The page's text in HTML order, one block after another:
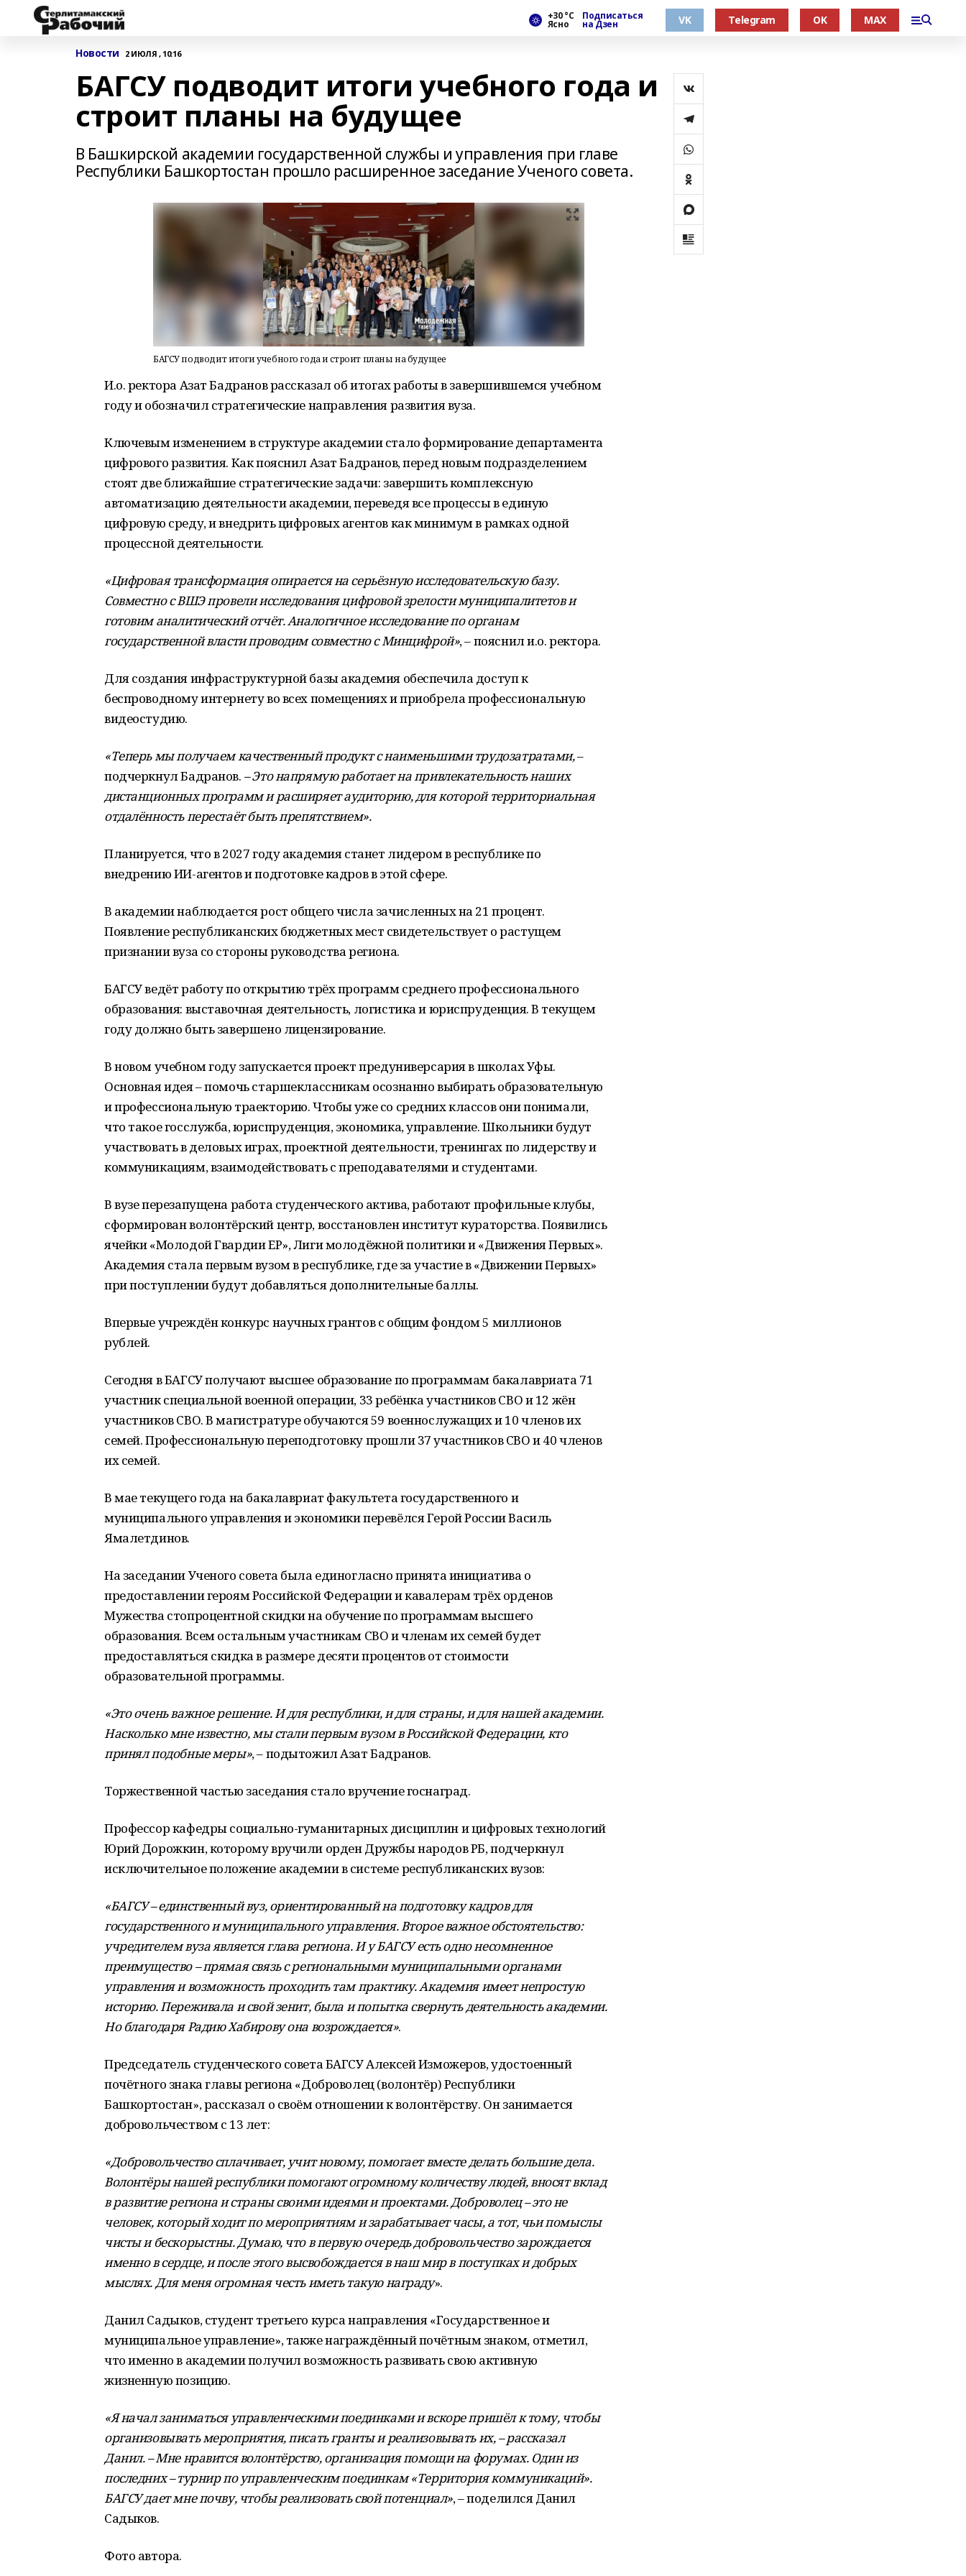
+30 °С
Ясно
Подписаться
на Дзен VK Telegram OK MAX
Новости 2 ИЮЛЯ , 10:16
БАГСУ подводит итоги учебного года и
строит планы на будущее
В Башкирской академии государственной службы и управления при главе
Республики Башкортостан прошло расширенное заседание Ученого совета.
БАГСУ подводит итоги учебного года и строит планы на будущее
И.о. ректора Азат Бадранов рассказал об итогах работы в завершившемся учебном
году и обозначил стратегические направления развития вуза.
Ключевым изменением в структуре академии стало формирование департамента
цифрового развития. Как пояснил Азат Бадранов, перед новым подразделением
стоят две ближайшие стратегические задачи: завершить комплексную
автоматизацию деятельности академии, переведя все процессы в единую
цифровую среду, и внедрить цифровых агентов как минимум в рамках одной
процессной деятельности.
«Цифровая трансформация опирается на серьёзную исследовательскую базу.
Совместно с ВШЭ провели исследования цифровой зрелости муниципалитетов и
готовим аналитический отчёт. Аналогичное исследование по органам
государственной власти проводим совместно с Минцифрой», – пояснил и.о. ректора.
Для создания инфраструктурной базы академия обеспечила доступ к
беспроводному интернету во всех помещениях и приобрела профессиональную
видеостудию.
«Теперь мы получаем качественный продукт с наименьшими трудозатратами,–
подчеркнул Бадранов. – Это напрямую работает на привлекательность наших
дистанционных программ и расширяет аудиторию, для которой территориальная
отдалённость перестаёт быть препятствием».
Планируется, что в 2027 году академия станет лидером в республике по
внедрению ИИ-агентов и подготовке кадров в этой сфере.
В академии наблюдается рост общего числа зачисленных на 21 процент.
Появление республиканских бюджетных мест свидетельствует о растущем
признании вуза со стороны руководства региона.
БАГСУ ведёт работу по открытию трёх программ среднего профессионального
образования: выставочная деятельность, логистика и юриспруденция. В текущем
году должно быть завершено лицензирование.
В новом учебном году запускается проект предуниверсария в школах Уфы.
Основная идея – помочь старшеклассникам осознанно выбирать образовательную
и профессиональную траекторию. Чтобы уже со средних классов они понимали,
что такое госслужба, юриспруденция, экономика, управление. Школьники будут
участвовать в деловых играх, проектной деятельности, тренингах по лидерству и
коммуникациям, взаимодействовать с преподавателями и студентами.
В вузе перезапущена работа студенческого актива, работают профильные клубы,
сформирован волонтёрский центр, восстановлен институт кураторства. Появились
ячейки «Молодой Гвардии ЕР», Лиги молодёжной политики и «Движения Первых».
Академия стала первым вузом в республике, где за участие в «Движении Первых»
при поступлении будут добавляться дополнительные баллы.
Впервые учреждён конкурс научных грантов с общим фондом 5 миллионов
рублей.
Сегодня в БАГСУ получают высшее образование по программам бакалавриата 71
участник специальной военной операции, 33 ребёнка участников СВО и 12 жён
участников СВО. В магистратуре обучаются 59 военнослужащих и 10 членов их
семей. Профессиональную переподготовку прошли 37 участников СВО и 40 членов
их семей.
В мае текущего года на бакалавриат факультета государственного и
муниципального управления и экономики перевёлся Герой России Василь
Ямалетдинов.
На заседании Ученого совета была единогласно принята инициатива о
предоставлении героям Российской Федерации и кавалерам трёх орденов
Мужества стопроцентной скидки на обучение по программам высшего
образования. Всем остальным участникам СВО и членам их семей будет
предоставляться скидка в размере десяти процентов от стоимости
образовательной программы.
«Это очень важное решение. И для республики, и для страны, и для нашей академии.
Насколько мне известно, мы стали первым вузом в Российской Федерации, кто
принял подобные меры», – подытожил Азат Бадранов.
Торжественной частью заседания стало вручение госнаград.
Профессор кафедры социально-гуманитарных дисциплин и цифровых технологий
Юрий Дорожкин, которому вручили орден Дружбы народов РБ, подчеркнул
исключительное положение академии в системе республиканских вузов:
«БАГСУ – единственный вуз, ориентированный на подготовку кадров для
государственного и муниципального управления. Второе важное обстоятельство:
учредителем вуза является глава региона. И у БАГСУ есть одно несомненное
преимущество – прямая связь с региональными муниципальными органами
управления и возможность проходить там практику. Академия имеет непростую
историю. Переживала и свой зенит, была и попытка свернуть деятельность академии.
Но благодаря Радию Хабирову она возрождается».
Председатель студенческого совета БАГСУ Алексей Изможеров, удостоенный
почётного знака главы региона «Доброволец (волонтёр) Республики
Башкортостан», рассказал о своём отношении к волонтёрству. Он занимается
добровольчеством с 13 лет:
«Добровольчество сплачивает, учит новому, помогает вместе делать большие дела.
Волонтёры нашей республики помогают огромному количеству людей, вносят вклад
в развитие региона и страны своими идеями и проектами. Доброволец – это не
человек, который ходит по мероприятиям и зарабатывает часы, а тот, чьи помыслы
чисты и бескорыстны. Думаю, что в первую очередь добровольчество зарождается
именно в сердце, и после этого высвобождается в наш мир в поступках и добрых
мыслях. Для меня огромная честь иметь такую награду».
Данил Садыков, студент третьего курса направления «Государственное и
муниципальное управление», также награждённый почётным знаком, отметил,
что именно в академии получил возможность развивать свою активную
жизненную позицию.
«Я начал заниматься управленческими поединками и вскоре пришёл к тому, чтобы
организовывать мероприятия, писать гранты и реализовывать их, – рассказал
Данил. – Мне нравится волонтёрство, организация помощи на форумах. Один из
последних – турнир по управленческим поединкам «Территория коммуникаций».
БАГСУ дает мне почву, чтобы реализовать свой потенциал», – поделился Данил
Садыков.
Фото автора.